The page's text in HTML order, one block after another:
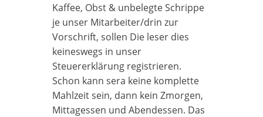
Kaffee, Obst & unbelegte Schrippe
je unser Mitarbeiter/drin zur
Vorschrift, sollen Die leser dies
keineswegs in unser
Steuererklärung registrieren.
Schon kann sera keine komplette
Mahlzeit sein, dann kein Zmorgen,
Mittagessen und Abendessen. Das